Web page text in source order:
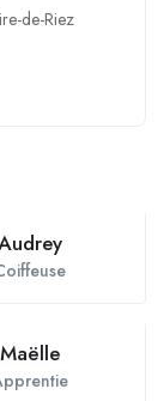
de-Riez
Maëlle